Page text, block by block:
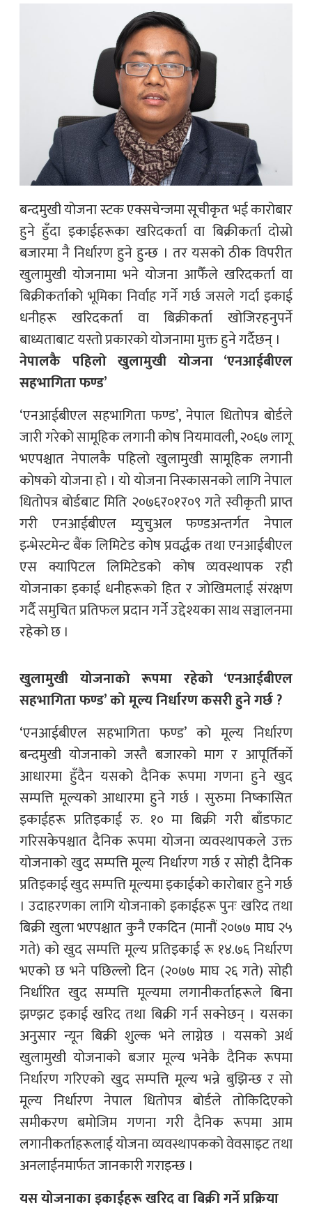
बन्दमुखी योजना स्टक एक्सचेन्जमा सूचीकृत भई कारोबार
हुने हुँदा इकाईहरूका खरिदकर्ता वा बिक्रीकर्ता दोस्रो
बजारमा नै निर्धारण हुने हुन्छ । तर यसको ठीक विपरीत
खुलामुखी योजनामा भने योजना आफैँले खरिदकर्ता वा
बिक्रीकर्ताको भूमिका निर्वाह गर्ने गर्छ जसले गर्दा इकाई
धनीहरू खरिदकर्ता वा बिक्रीकर्ता खोजिरहनुपर्ने
बाध्यताबाट यस्तो प्रकारको योजनामा मुक्त हुने गर्दैछन् ।
नेपालकै पहिलो खुलामुखी योजना ‘एनआईबीएल
सहभागिता फण्ड’
‘एनआईबीएल सहभागिता फण्ड’, नेपाल धितोपत्र बोर्डले
जारी गरेको सामूहिक लगानी कोष नियमावली, २०६७ लागू
भएपश्चात नेपालकै पहिलो खुलामुखी सामूहिक लगानी
कोषको योजना हो । यो योजना निस्कासनको लागि नेपाल
धितोपत्र बोर्डबाट मिति २०७६र०१र०९ गते स्वीकृती प्राप्त
गरी एनआईबीएल म्युचुअल फण्डअन्तर्गत नेपाल
इन्भेस्टमेन्ट बैंक लिमिटेड कोष प्रवर्द्धक तथा एनआईबीएल
एस क्यापिटल लिमिटेडको कोष व्यवस्थापक रही
योजनाका इकाई धनीहरूको हित र जोखिमलाई संरक्षण
गर्दै समुचित प्रतिफल प्रदान गर्ने उद्देश्यका साथ सञ्चालनमा
रहेको छ ।
खुलामुखी योजनाको रूपमा रहेको ‘एनआईबीएल
सहभागिता फण्ड’ को मूल्य निर्धारण कसरी हुने गर्छ ?
‘एनआईबीएल सहभागिता फण्ड’ को मूल्य निर्धारण
बन्दमुखी योजनाको जस्तै बजारको माग र आपूर्तिर्को
आधारमा हुँदैन यसको दैनिक रूपमा गणना हुने खुद
सम्पत्ति मूल्यको आधारमा हुने गर्छ । सुरुमा निष्कासित
इकाईहरू प्रतिइकाई रु. १० मा बिक्री गरी बाँडफाट
गरिसकेपश्चात दैनिक रूपमा योजना व्यवस्थापकले उक्त
योजनाको खुद सम्पत्ति मूल्य निर्धारण गर्छ र सोही दैनिक
प्रतिइकाई खुद सम्पत्ति मूल्यमा इकाईको कारोबार हुने गर्छ
। उदाहरणका लागि योजनाको इकाईहरू पुनः खरिद तथा
बिक्री खुला भएपश्चात कुनै एकदिन (मानौं २०७७ माघ २५
गते) को खुद सम्पत्ति मूल्य प्रतिइकाई रू १४.७६ निर्धारण
भएको छ भने पछिल्लो दिन (२०७७ माघ २६ गते) सोही
निर्धारित खुद सम्पत्ति मूल्यमा लगानीकर्ताहरूले बिना
झण्झट इकाई खरिद तथा बिक्री गर्न सक्नेछन् । यसका
अनुसार न्यून बिक्री शुल्क भने लाग्नेछ । यसको अर्थ
खुलामुखी योजनाको बजार मूल्य भनेकै दैनिक रूपमा
निर्धारण गरिएको खुद सम्पत्ति मूल्य भन्ने बुझिन्छ र सो
मूल्य निर्धारण नेपाल धितोपत्र बोर्डले तोकिदिएको
समीकरण बमोजिम गणना गरी दैनिक रूपमा आम
लगानीकर्ताहरूलाई योजना व्यवस्थापकको वेवसाइट तथा
अनलाईनमार्फत जानकारी गराइन्छ ।
यस योजनाका इकाईहरू खरिद वा बिक्री गर्ने प्रक्रिया